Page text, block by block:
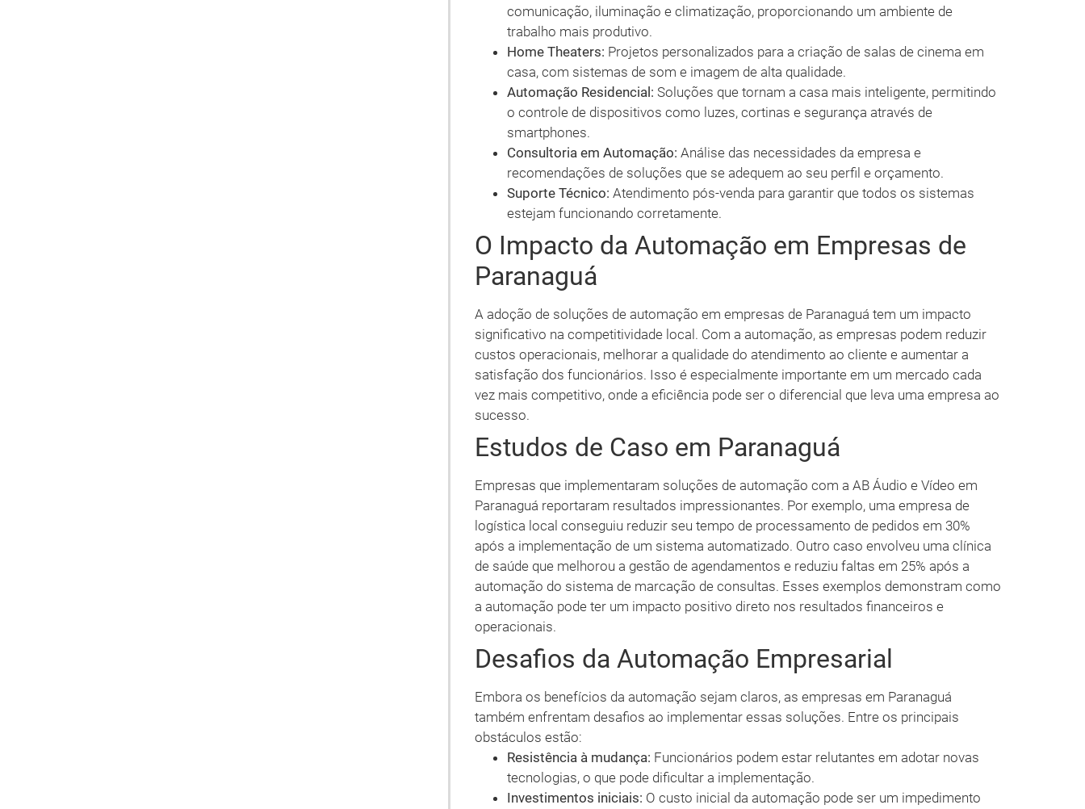
comunicação, iluminação e climatização, proporcionando um ambiente de
trabalho mais produtivo.
Home Theaters: Projetos personalizados para a criação de salas de cinema em
casa, com sistemas de som e imagem de alta qualidade.
Automação Residencial: Soluções que tornam a casa mais inteligente, permitindo
o controle de dispositivos como luzes, cortinas e segurança através de
smartphones.
Consultoria em Automação: Análise das necessidades da empresa e
recomendações de soluções que se adequem ao seu perfil e orçamento.
Suporte Técnico: Atendimento pós-venda para garantir que todos os sistemas
estejam funcionando corretamente.
O Impacto da Automação em Empresas de
Paranaguá
A adoção de soluções de automação em empresas de Paranaguá tem um impacto
significativo na competitividade local. Com a automação, as empresas podem reduzir
custos operacionais, melhorar a qualidade do atendimento ao cliente e aumentar a
satisfação dos funcionários. Isso é especialmente importante em um mercado cada
vez mais competitivo, onde a eficiência pode ser o diferencial que leva uma empresa ao
sucesso.
Estudos de Caso em Paranaguá
Empresas que implementaram soluções de automação com a AB Áudio e Vídeo em
Paranaguá reportaram resultados impressionantes. Por exemplo, uma empresa de
logística local conseguiu reduzir seu tempo de processamento de pedidos em 30%
após a implementação de um sistema automatizado. Outro caso envolveu uma clínica
de saúde que melhorou a gestão de agendamentos e reduziu faltas em 25% após a
automação do sistema de marcação de consultas. Esses exemplos demonstram como
a automação pode ter um impacto positivo direto nos resultados financeiros e
operacionais.
Desafios da Automação Empresarial
Embora os benefícios da automação sejam claros, as empresas em Paranaguá
também enfrentam desafios ao implementar essas soluções. Entre os principais
obstáculos estão:
Resistência à mudança: Funcionários podem estar relutantes em adotar novas
tecnologias, o que pode dificultar a implementação.
Investimentos iniciais: O custo inicial da automação pode ser um impedimento